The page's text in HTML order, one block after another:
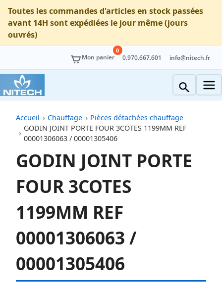
Toutes les commandes d'articles en stock passées
avant 14H sont expédiées le jour même (jours
ouvrés)
Mon panier
0
0.970.667.601 info@nitech.fr
Accueil Chauffage
Pièces détachées chauffage
GODIN JOINT PORTE FOUR 3COTES 1199MM REF
00001306063 / 00001305406
GODIN JOINT PORTE
FOUR 3COTES
1199MM REF
00001306063 /
00001305406